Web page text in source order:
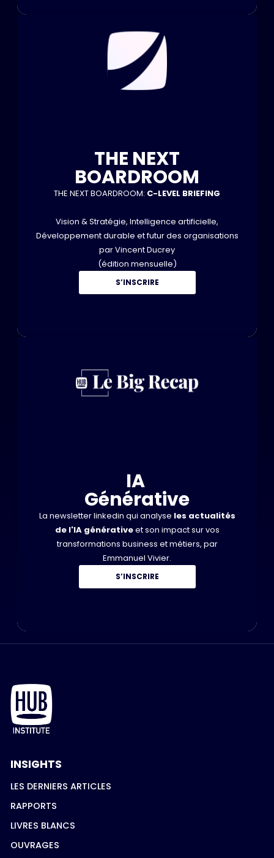
THE NEXT
BOARDROOM
THE NEXT BOARDROOM: C-LEVEL BRIEFING
Vision & Stratégie, Intelligence artificielle,
Développement durable et futur des organisations
par Vincent Ducrey
(édition mensuelle)
S’INSCRIRE
IA
Générative
La newsletter linkedin qui analyse les actualités
de l'IA générativeet son impact sur vos
transformations business et métiers, par
Emmanuel Vivier.
S’INSCRIRE
INSIGHTS
LES DERNIERS ARTICLES
RAPPORTS
LIVRES BLANCS
OUVRAGES